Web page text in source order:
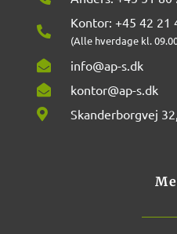
Kontor: +45 42 21
(Alle hverdage kl.
info@ap-s.dk
kontor@ap-s.dk
Skanderborgvej